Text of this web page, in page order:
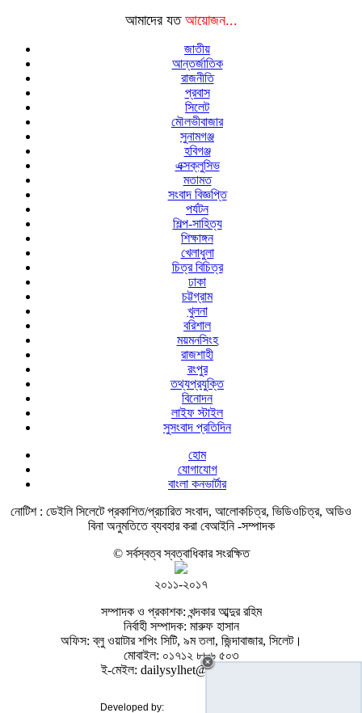
আমাদের যত আয়োজন...
জাতীয়
আন্তর্জাতিক
রাজনীতি
প্রবাস
সিলেট
মৌলভীবাজার
সুনামগঞ্জ
হবিগঞ্জ
এক্সক্লুসিভ
মতামত
সংবাদ বিজ্ঞপ্তি
পর্যটন
শিল্প-সাহিত্য
শিক্ষাঙ্গন
খেলাধুলা
চিত্র বিচিত্র
ঢাকা
চট্টগ্রাম
খুলনা
বরিশাল
ময়মনসিংহ
রাজশাহী
রংপুর
তথ্যপ্রযুক্তি
বিনোদন
লাইফ স্টাইল
সুসংবাদ প্রতিদিন
হোম
যোগাযোগ
বাংলা কনভার্টার
নোটিশ : ডেইলি সিলেটে প্রকাশিত/প্রচারিত সংবাদ, আলোকচিত্র, ভিডিওচিত্র, অডিও
বিনা অনুমতিতে ব্যবহার করা বেআইনি -সম্পাদক
© সর্বস্বত্ব স্বত্বাধিকার সংরক্ষিত
২০১১-২০১৭
সম্পাদক ও প্রকাশক: খন্দকার আব্দুর রহিম
নির্বাহী সম্পাদক: মারুফ হাসান
অফিস: ব্লু ওয়াটার শপিং সিটি, ৯ম তলা, জিন্দাবাজার, সিলেট।
মোবাইল: ০১৭১২ ৮৮৬ ৫০৩
ই-মেইল: dailysylhet@gmail.com
Developed by: